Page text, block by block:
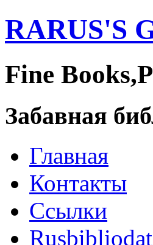
RARUS'S
Fine
Забавная
Главная
Контакты
Ссылки